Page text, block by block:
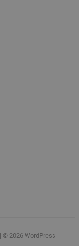
| © 2026 WordPress